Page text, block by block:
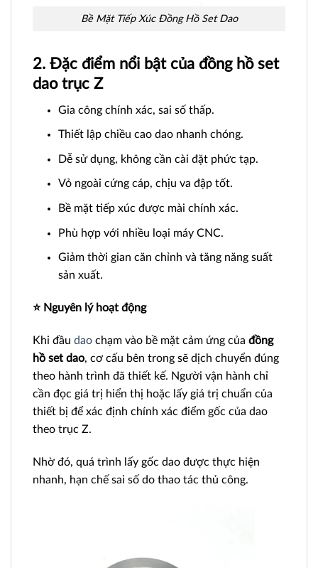
Bề Mặt Tiếp Xúc Đồng Hồ Set Dao
2. Đặc điểm nổi bật của đồng hồ set
dao trục Z
Gia công chính xác, sai số thấp.
Thiết lập chiều cao dao nhanh chóng.
Dễ sử dụng, không cần cài đặt phức tạp.
Vỏ ngoài cứng cáp, chịu va đập tốt.
Bề mặt tiếp xúc được mài chính xác.
Phù hợp với nhiều loại máy CNC.
Giảm thời gian căn chỉnh và tăng năng suất
sản xuất.
⭐ Nguyên lý hoạt động
Khi đầu dao chạm vào bề mặt cảm ứng của đồng
hồ set dao, cơ cấu bên trong sẽ dịch chuyển đúng
theo hành trình đã thiết kế. Người vận hành chỉ
cần đọc giá trị hiển thị hoặc lấy giá trị chuẩn của
thiết bị để xác định chính xác điểm gốc của dao
theo trục Z.
Nhờ đó, quá trình lấy gốc dao được thực hiện
nhanh, hạn chế sai số do thao tác thủ công.